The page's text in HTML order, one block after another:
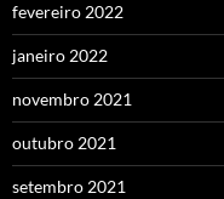
fevereiro 2022
janeiro 2022
novembro 2021
outubro 2021
setembro 2021